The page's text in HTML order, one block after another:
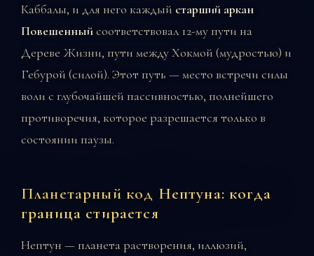
Каббалы, и для него каждый старший аркан
Повешенныйсоответствовал 12-му пути на
Дереве Жизни, пути между Хокмой (мудростью) и
Гебурой (силой). Этот путь — место встречи силы
воли с глубочайшей пассивностью, полнейшего
противоречия, которое разрешается только в
состоянии паузы.
Планетарный код Нептуна: когда
граница стирается
Нептун — планета растворения, иллюзий,